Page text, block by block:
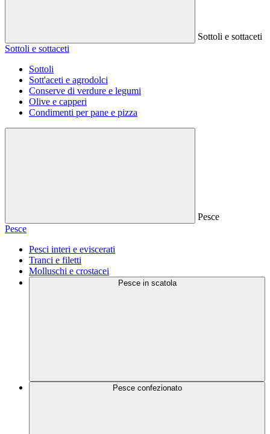
Sottoli e sottaceti
Sottoli e sottaceti
Sottoli
Sott'aceti e agrodolci
Conserve di verdure e legumi
Olive e capperi
Condimenti per pane e pizza
Pesce
Pesce
Pesci interi e eviscerati
Tranci e filetti
Molluschi e crostacei
Pesce in scatola
Pesce confezionato